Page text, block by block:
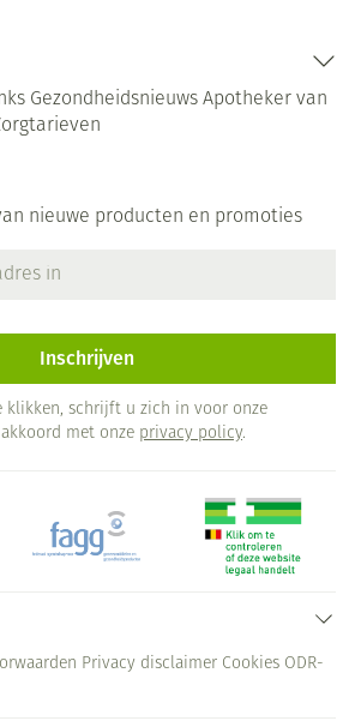
Gezondheidsnieuws Apotheker van
nieuwe producten en promoties
Inschrijven
klikken, schrijft u zich in voor onze
met onze privacy policy.
Privacy disclaimer Cookies ODR-